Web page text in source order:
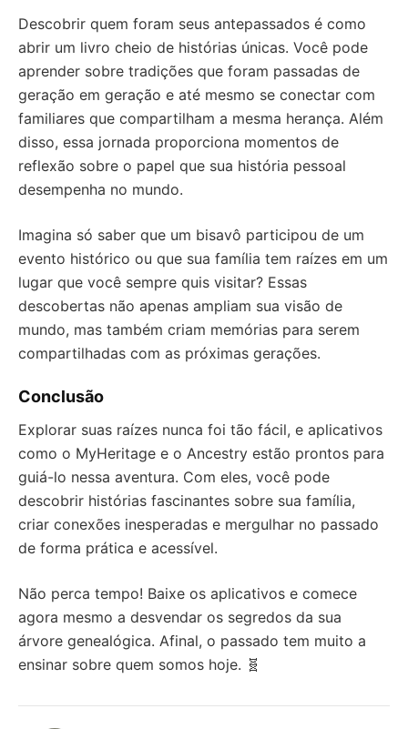
Descobrir quem foram seus antepassados é como
abrir um livro cheio de histórias únicas. Você pode
aprender sobre tradições que foram passadas de
geração em geração e até mesmo se conectar com
familiares que compartilham a mesma herança. Além
disso, essa jornada proporciona momentos de
reflexão sobre o papel que sua história pessoal
desempenha no mundo.
Imagina só saber que um bisavô participou de um
evento histórico ou que sua família tem raízes em um
lugar que você sempre quis visitar? Essas
descobertas não apenas ampliam sua visão de
mundo, mas também criam memórias para serem
compartilhadas com as próximas gerações.
Conclusão
Explorar suas raízes nunca foi tão fácil, e aplicativos
como o MyHeritage e o Ancestry estão prontos para
guiá-lo nessa aventura. Com eles, você pode
descobrir histórias fascinantes sobre sua família,
criar conexões inesperadas e mergulhar no passado
de forma prática e acessível.
Não perca tempo! Baixe os aplicativos e comece
agora mesmo a desvendar os segredos da sua
árvore genealógica. Afinal, o passado tem muito a
ensinar sobre quem somos hoje. 🧬